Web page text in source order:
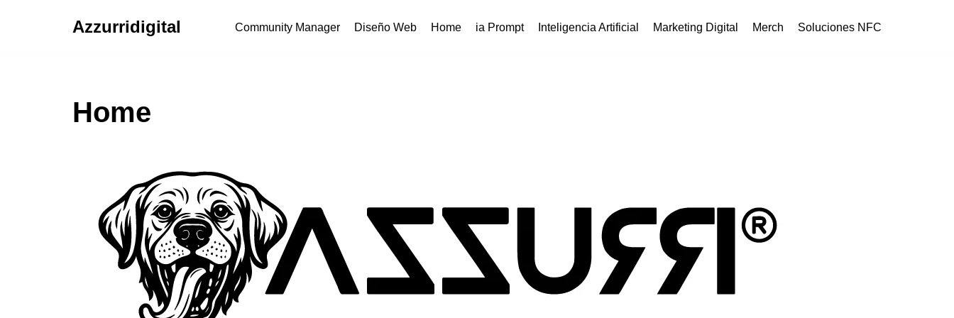
Azzurridigital Community Manager Diseño Web Home ia Prompt Inteligencia Artificial Marketing Digital Merch Soluciones NFC
Home